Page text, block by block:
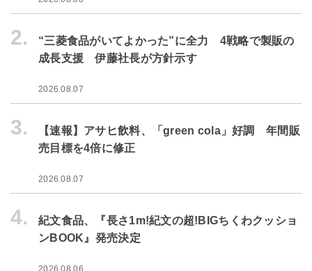
2.
“三菱食品がいてよかった”に全力 4戦略で製販の
成長支援 伊藤社長が方針示す
2026.08.07
3.
【速報】アサヒ飲料、「green cola」好調 年間販
売目標を4倍に修正
2026.08.07
4.
紀文食品、『長さ1m!紀文の超!BIGちくわクッショ
ンBOOK』発売決定
2026.08.06